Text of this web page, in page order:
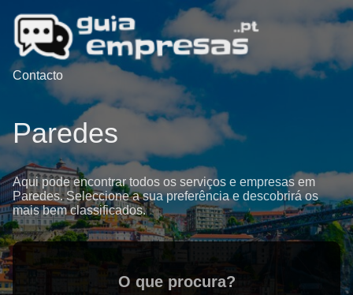
Contacto
Paredes
Aqui pode encontrar todos os serviços e empresas em
Paredes. Seleccione a sua preferência e descobrirá os
mais bem classificados.
O que procura?